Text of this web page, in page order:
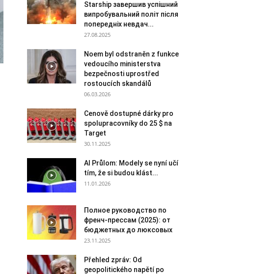
Starship завершив успішний
випробувальний політ після
попередніх невдач...
27.08.2025
Noem byl odstraněn z funkce
vedoucího ministerstva
bezpečnosti uprostřed
rostoucích skandálů
06.03.2026
Cenově dostupné dárky pro
spolupracovníky do 25 $ na
Target
30.11.2025
AI Průlom: Modely se nyní učí
tím, že si budou klást...
11.01.2026
Полное руководство по
френч-прессам (2025): от
бюджетных до люксовых
23.11.2025
Přehled zpráv: Od
geopolitického napětí po